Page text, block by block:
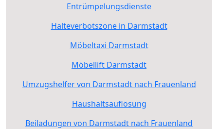
Entrümpelungsdienste
Halteverbotszone in Darmstadt
Möbeltaxi Darmstadt
Möbellift Darmstadt
Umzugshelfer von Darmstadt nach Frauenland
Haushaltsauflösung
Beiladungen von Darmstadt nach Frauenland